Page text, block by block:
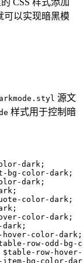
CSS 样式添加
可以实现暗黑模
源文
样式用于控制暗
dark;
bg-color-dark;
dark;
color-dark;
color-dark;
hover-color-dark;
row-odd-bg-
row-
item-bg-color-